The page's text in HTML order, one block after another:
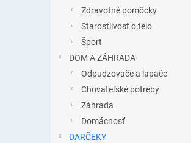
Zdravotné pomôcky
Starostlivosť o telo
Šport
DOM A ZÁHRADA
Odpudzovače a lapače
Chovateľské potreby
Záhrada
Domácnosť
DARČEKY